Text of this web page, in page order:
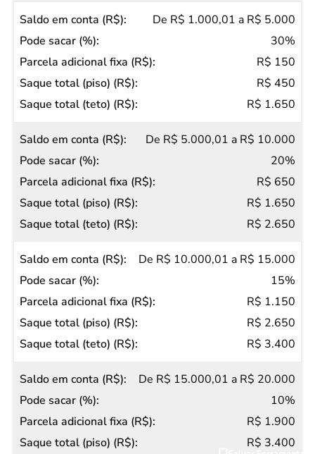
total
(piso)
(R$)
Saque
(R$)
De R$ 1.000,01 a R$ 5.000
30%
R$ 150
R$ 450
R$ 1.650
De R$ 5.000,01 a R$ 10.000
20%
R$ 650
R$ 1.650
R$ 2.650
De R$ 10.000,01 a R$ 15.000
15%
R$ 1.150
R$ 2.650
R$ 3.400
De R$ 15.000,01 a R$ 20.000
10%
R$ 1.900
R$ 3.400